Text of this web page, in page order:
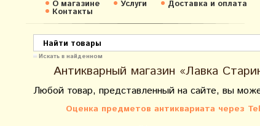
О магазине Услуги Доставка и оплата
Контакты
Искать в найденном
Антикварный магазин «Лавка
Любой товар, представленный на сайте, вы
Оценка предметов антиквариата через